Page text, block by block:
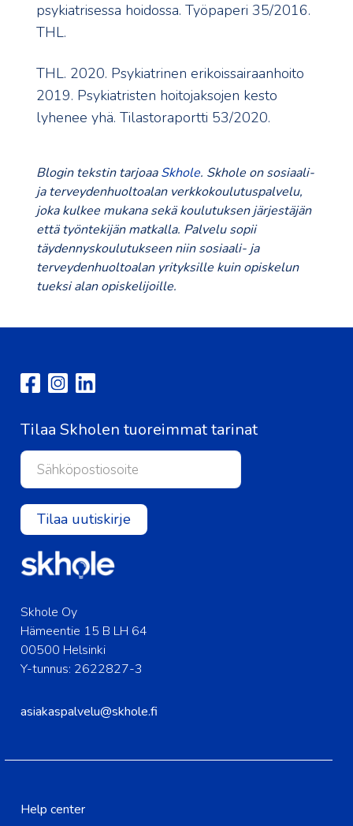
psykiatrisessa hoidossa. Työpaperi 35/2016.
THL.
THL. 2020. Psykiatrinen erikoissairaanhoito
2019. Psykiatristen hoitojaksojen kesto
lyhenee yhä. Tilastoraportti 53/2020.
Blogin tekstin tarjoaaSkhole. Skhole on sosiaali-
ja terveydenhuoltoalan verkkokoulutuspalvelu,
joka kulkee mukana sekä koulutuksen järjestäjän
että työntekijän matkalla. Palvelu sopii
täydennyskoulutukseen niin sosiaali- ja
terveydenhuoltoalan yrityksille kuin opiskelun
tueksi alan opiskelijoille.
Skhole Oy
Hämeentie 15 B LH 64
00500 Helsinki
Y-tunnus: 2622827-3
asiakaspalvelu@skhole.fi
Tilaa Skholen tuoreimmat tarinat
Tilaa uutiskirje
Help center